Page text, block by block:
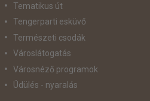
Tematikus út
Tengerparti esküvő
Természeti csodák
Városlátogatás
Városnéző programok
Üdülés - nyaralás